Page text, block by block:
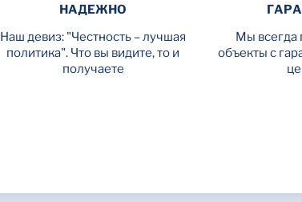
НАДЕЖНО
Наш девиз: "Честность – лучшая
политика". Что вы видите, то и
получаете
Мы всегда
объекты с